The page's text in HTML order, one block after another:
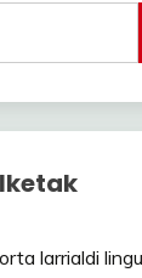
larrialdi